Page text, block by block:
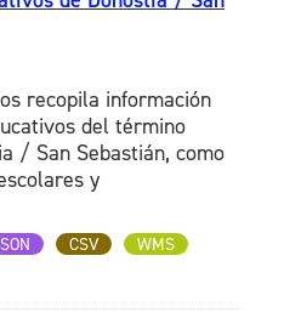
recopila información
del término
/ San Sebastián, como
y
CSV
WMS